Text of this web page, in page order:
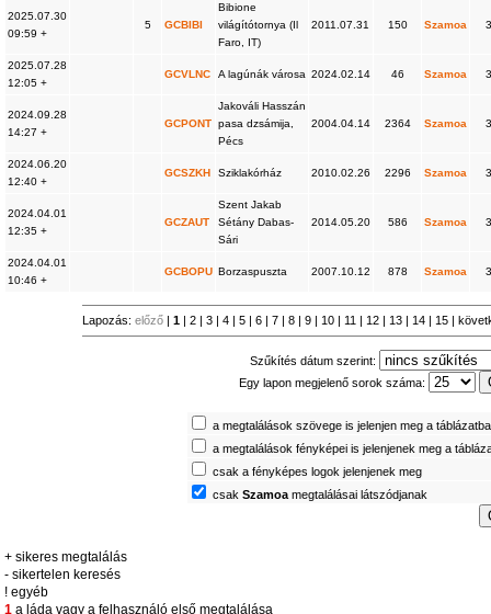
2025.07.30
09:59 +
5 GCBIBI
Bibione
világítótornya (Il
Faro, IT)
2011.07.31 150 Szamoa
2025.07.28
12:05 +
GCVLNC A lagúnák városa 2024.02.14 46 Szamoa
2024.09.28
14:27 +
GCPONT
Jakováli Hasszán
pasa dzsámija,
Pécs
2004.04.14 2364 Szamoa
2024.06.20
12:40 +
GCSZKH Sziklakórház 2010.02.26 2296 Szamoa
2024.04.01
12:35 +
GCZAUT
Szent Jakab
Sétány Dabas-
Sári
2014.05.20 586 Szamoa
2024.04.01
10:46 +
GCBOPU Borzaspuszta 2007.10.12 878 Szamoa
Lapozás:előző |1 2 3 4 5 6 7 8 9 10 11 12 13 14 15
Szűkítés dátum szerint:
Egy lapon megjelenő sorok száma:
a megtalálások szövege is jelenjen meg a
a megtalálások fényképei is jelenjenek meg a
csak a fényképes logok jelenjenek meg
csakSzamoa megtalálásai látszódjanak
+ sikeres megtalálás
- sikertelen keresés
! egyéb
1 a láda vagy a felhasználó első megtalálása